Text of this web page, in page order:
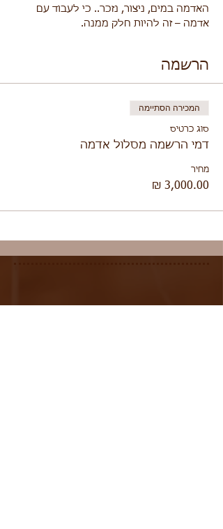
האדמה במים, ניצור, נזכר.. כי לעבוד עם
אדמה – זה להיות חלק ממנה.
הרשמה
המכירה הסתיימה
סוג כרטיס
דמי הרשמה מסלול אדמה
מחיר